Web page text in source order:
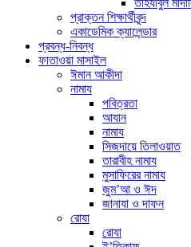
তাহযীবুল
প্রাক্তন শিক্ষার্থীবৃন্দ
একাডেমিক ক্যালেন্ডার
প্রবন্ধ-নিবন্ধ
ফাতাওয়া মাসাইল
ঈমান আকীদা
নামায
পবিত্রতা
আযান
নামায
সিজদায়ে তিলাওয়াত
তারাবীহ নামায
মুসাফিরের নামায
জুম’আ ও ঈদ
জানাযা ও দাফন
রোযা
রোযা